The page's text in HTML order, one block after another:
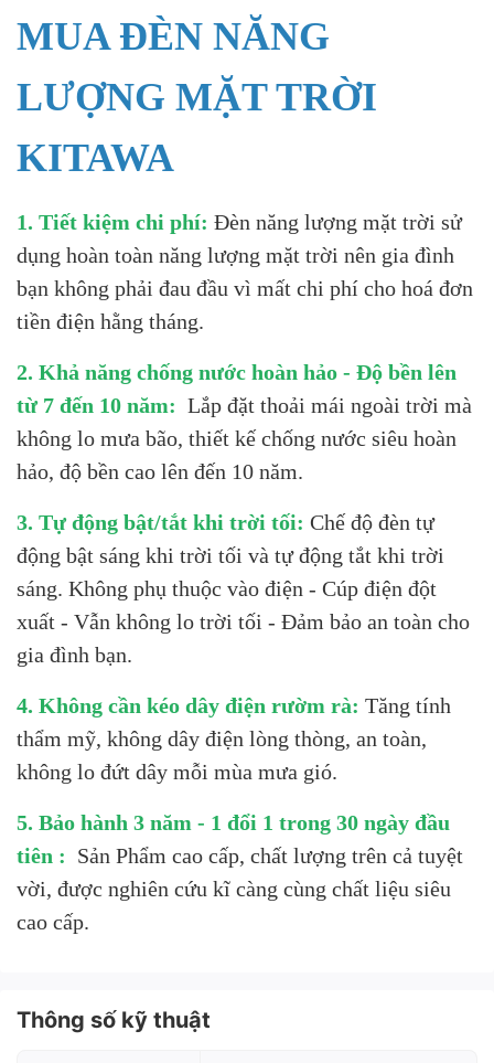
MUA ĐÈN NĂNG
LƯỢNG MẶT TRỜI
KITAWA
1. Tiết kiệm chi phí: Đèn năng lượng mặt trời sử
dụng hoàn toàn năng lượng mặt trời nên gia đình
bạn không phải đau đầu vì mất chi phí cho hoá đơn
tiền điện hằng tháng.
2. Khả năng chống nước hoàn hảo - Độ bền lên
từ 7 đến 10 năm: Lắp đặt thoải mái ngoài trời mà
không lo mưa bão, thiết kế chống nước siêu hoàn
hảo, độ bền cao lên đến 10 năm.
3. Tự động bật/tắt khi trời tối: Chế độ đèn tự
động bật sáng khi trời tối và tự động tắt khi trời
sáng. Không phụ thuộc vào điện - Cúp điện đột
xuất - Vẫn không lo trời tối - Đảm bảo an toàn cho
gia đình bạn.
4. Không cần kéo dây điện rườm rà: Tăng tính
thẩm mỹ, không dây điện lòng thòng, an toàn,
không lo đứt dây mỗi mùa mưa gió.
5. Bảo hành 3 năm - 1 đổi 1 trong 30 ngày đầu
tiên : Sản Phẩm cao cấp, chất lượng trên cả tuyệt
vời, được nghiên cứu kĩ càng cùng chất liệu siêu
cao cấp.
Thông số kỹ thuật